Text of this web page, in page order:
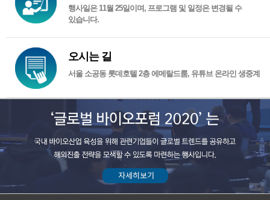
행사일은 11월 25일이며, 프로그램 및 일정은 변경될 수
있습니다.
오시는 길
서울 소공동 롯데호텔 2층 에메랄드룸, 유튜브 온라인 생중계